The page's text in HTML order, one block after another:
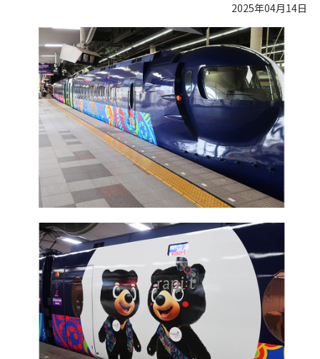
2025年04月14日